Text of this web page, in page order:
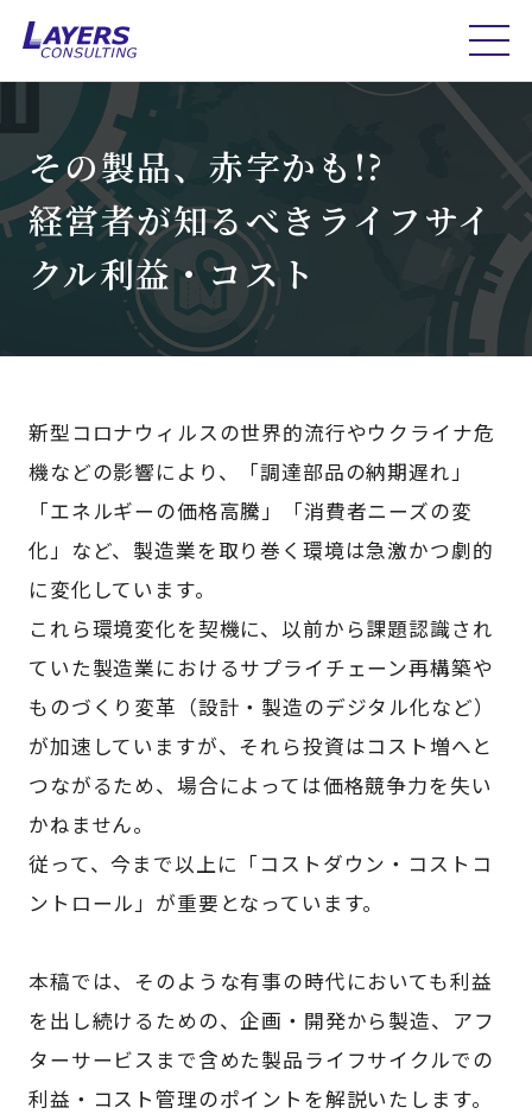
その製品、赤字かも!?
経営者が知るべきライフサイ
クル利益・コスト
新型コロナウィルスの世界的流行やウクライナ危
機などの影響により、「調達部品の納期遅れ」
「エネルギーの価格高騰」「消費者ニーズの変
化」など、製造業を取り巻く環境は急激かつ劇的
に変化しています。
これら環境変化を契機に、以前から課題認識され
ていた製造業におけるサプライチェーン再構築や
ものづくり変革（設計・製造のデジタル化など）
が加速していますが、それら投資はコスト増へと
つながるため、場合によっては価格競争力を失い
かねません。
従って、今まで以上に「コストダウン・コストコ
ントロール」が重要となっています。
本稿では、そのような有事の時代においても利益
を出し続けるための、企画・開発から製造、アフ
ターサービスまで含めた製品ライフサイクルでの
利益・コスト管理のポイントを解説いたします。